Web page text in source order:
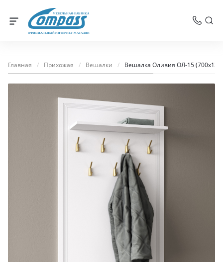
МЕБЕЛЬНАЯ ФАБРИКА
ОФИЦИАЛЬНЫЙ ИНТЕРНЕТ-МАГАЗИН
Главная / Прихожая / Вешалки / Вешалка Оливия ОЛ-15